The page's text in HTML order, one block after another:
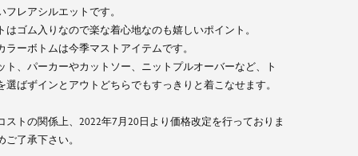
フレアシルエットです。
はゴム入りなので楽な着心地なのも嬉しいポイント。
ラーボトムは今季マストアイテムです。
ト、パーカーやカットソー、ニットプルオーバーなど、ト
選ばずインとアウトどちらでもすっきりと着こなせます。
ストの関係上、2022年7月20日より価格改定を行っておりま
ご了承下さい。